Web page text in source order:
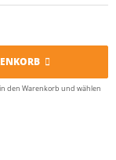
den Warenkorb und wählen